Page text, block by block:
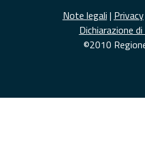
Note legali | Privacy
Dichiarazione
©2010